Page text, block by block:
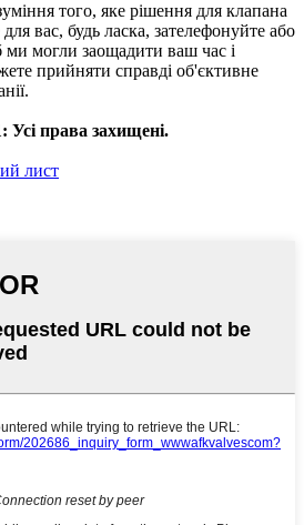
того, яке рішення для клапана
вас, будь ласка, зателефонуйте або
могли заощадити ваш час і
прийняти справді об'єктивне
права захищені.
лист